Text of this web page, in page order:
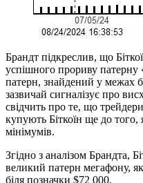
Брандт підкреслив, що
успішного прориву патерну
патерн, знайдений у межах
зазвичай сигналізує про
свідчить про те, що
купують Біткоїн ще до того,
мінімумів.
Згідно з аналізом Брандта,
великий патерн мегафону,
біля позначки $72 000.